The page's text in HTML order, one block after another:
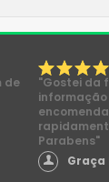
de
"Gostei da
Parabens"
Graça